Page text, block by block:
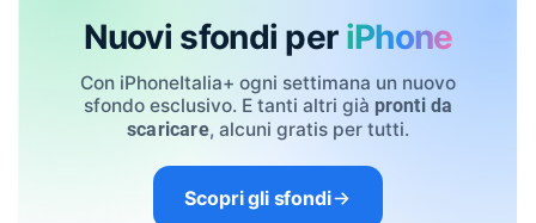
Nuovi sfondi per iPhone
Con iPhoneItalia+ ogni settimana un nuovo
sfondo esclusivo. E tanti altri già pronti da
scaricare, alcuni gratis per tutti.
Scopri gli sfondi